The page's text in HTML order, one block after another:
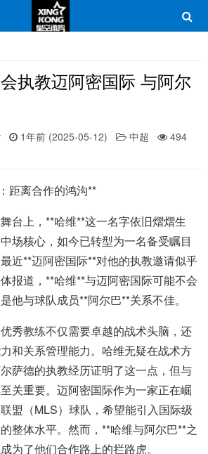
执教迈阿密国际 与阿尔
1年前 (2025-05-12) 中超
494
距离合作的鸿沟**
台上，**哈维**这一名字依旧熠熠生
场核心，如今已转型为一名备受瞩目
近**迈阿密国际**对他的执教邀请似乎
报道，**哈维**与迈阿密国际可能不会
他与球队成员**阿尔巴**关系不佳。
秀教练不仅需要卓越的战术头脑，还
和关系管理能力。哈维无疑在战术方
萨德的执教经历证明了这一点，但与
关重要。迈阿密国际作为一家正在崛
盟（MLS）球队，希望能引入国际级
整体水平。然而，**哈维与阿尔巴**之
为了他们合作路上的拦路虎。